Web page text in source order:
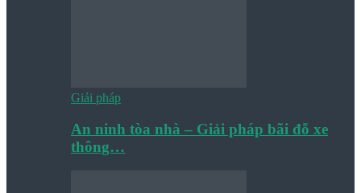
Giải pháp
An ninh tòa nhà – Giải pháp bãi đỗ xe
thông…